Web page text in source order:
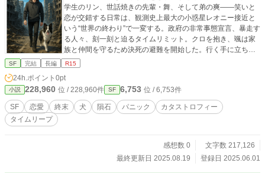
学生のリン、世話焼きの先輩・舞、そして弟の爽――笑いと
恋が交錯する日常は、観測史上最大の小惑星レオニー接近と
いう“世界の終わり”で一変する。政府の非常事態宣言、暴走す
る人々、刻一刻と迫るタイムリミット。クロを抱き、颯は家
族と仲間を守るため決死の避難を開始した。行く手に立ちは
だかる渋滞、物資不足、絶望を煽るデマ――信じられるの
めていた山奥の別荘、愛犬と挑む零下の闘い――ささやかな
幸せを死守できるのか？ 読後、きっと大切な誰かを抱きし
めたくなる極限ヒューマンドラマ、開幕！日常系×終末系が奇
跡の融合、涙と鼓動が止まらない
SF 完結 長編 R15
24h.ポイント 0pt
小説 228,960 位 / 228,960件 SF 6,753 位 / 6,753件
SF 恋愛 終末 犬 隕石 パニック
カタストロフィー
タイムリープ
感想数 0
文字数 217,126
最終更新日 2025.08.19
登録日 2025.06.01